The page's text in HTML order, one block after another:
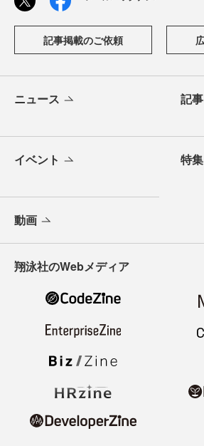
記事掲載のご依頼
ニュース 記事
イベント 特集
動画
翔泳社のWebメディア